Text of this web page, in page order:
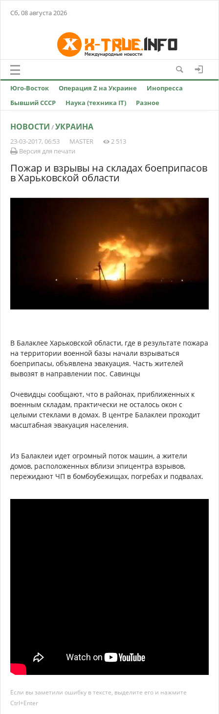
Сб, 08 августа 2026
Юго-Восток Операция Z на Украине
Инопресса
Бывший СССР
Наука (техника IT) Разное
НОВОСТИ /УКРАИНА
23-03-2017, 06:53 MASTER
2 513
Версия для печати
Пожар и взрывы на складах боеприпасов
в Харьковской области
В Балаклее Харьковской области, где в результате пожара
на территории военной базы начали взрываться
боеприпасы, объявлена эвакуация. Часть жителей
вывозят в направлении пос. Савинцы
Очевидцы сообщают, что в районах, приближенных к
военным складам, практически не осталось окон с
целыми стеклами в домах. В центре Балаклеи проходит
масштабная эвакуация населения.
Из Балаклеи идет огромный поток машин, а жители
домов, расположенных вблизи эпицентра взрывов,
пережидают ЧП в бомбоубежищах, погребах и подвалах.
Если вы заметили ошибку в тексте, выделите его и нажмите
Ctrl+Enter